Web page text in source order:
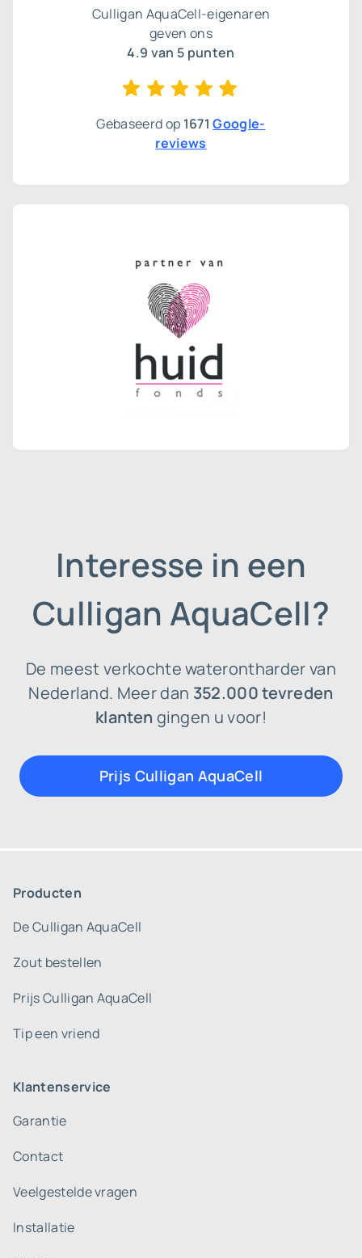
Culligan AquaCell-eigenaren
geven ons
4.9 van 5 punten
Gebaseerd op 1671 Google-
reviews
Interesse in een
Culligan AquaCell?
De meest verkochte waterontharder van
Nederland. Meer dan 352.000 tevreden
klanten gingen u voor!
Prijs Culligan AquaCell
Producten
De Culligan AquaCell
Zout bestellen
Prijs Culligan AquaCell
Tip een vriend
Klantenservice
Garantie
Contact
Veelgestelde vragen
Installatie